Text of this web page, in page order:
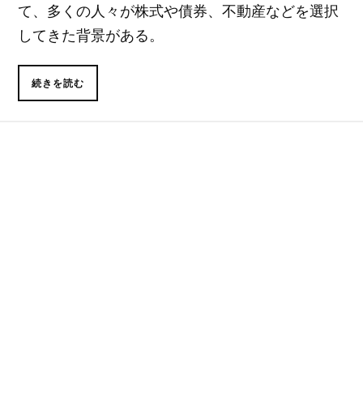
て、多くの人々が株式や債券、不動産などを選択
してきた背景がある。
続きを読む